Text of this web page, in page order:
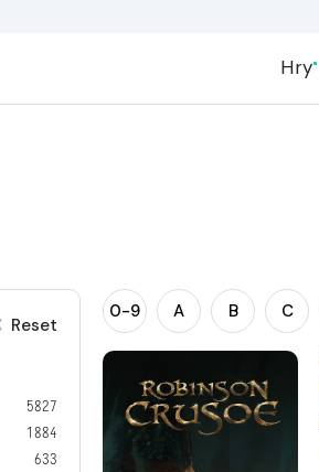
Hry
Reset
5827
1884
633
0-9 A B C